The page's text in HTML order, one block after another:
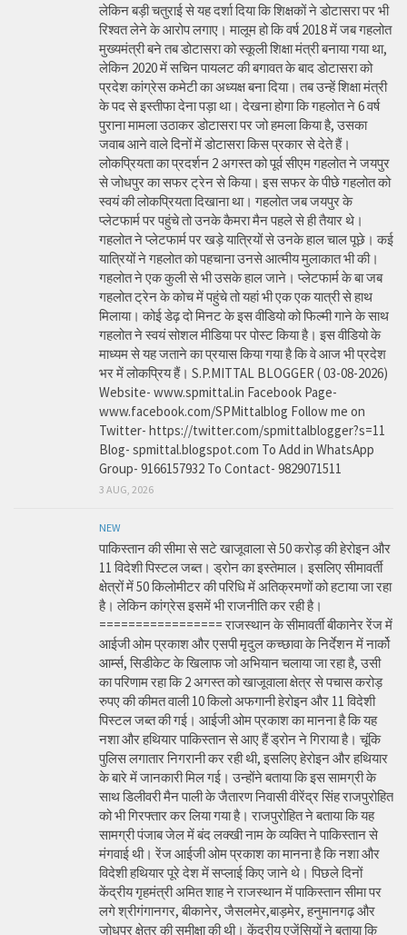
लेकिन बड़ी चतुराई से यह दर्शा दिया कि शिक्षकों ने डोटासरा पर भी
रिश्वत लेने के आरोप लगाए। मालूम हो कि वर्ष 2018 में जब गहलोत
मुख्यमंत्री बने तब डोटासरा को स्कूली शिक्षा मंत्री बनाया गया था,
लेकिन 2020 में सचिन पायलट की बगावत के बाद डोटासरा को
प्रदेश कांग्रेस कमेटी का अध्यक्ष बना दिया। तब उन्हें शिक्षा मंत्री
के पद से इस्तीफा देना पड़ा था। देखना होगा कि गहलोत ने 6 वर्ष
पुराना मामला उठाकर डोटासरा पर जो हमला किया है, उसका
जवाब आने वाले दिनों में डोटासरा किस प्रकार से देते हैं।
लोकप्रियता का प्रदर्शन 2 अगस्त को पूर्व सीएम गहलोत ने जयपुर
से जोधपुर का सफर ट्रेन से किया। इस सफर के पीछे गहलोत को
स्वयं की लोकप्रियता दिखाना था। गहलोत जब जयपुर के
प्लेटफार्म पर पहुंचे तो उनके कैमरा मैन पहले से ही तैयार थे।
गहलोत ने प्लेटफार्म पर खड़े यात्रियों से उनके हाल चाल पूछे। कई
यात्रियों ने गहलोत को पहचाना उनसे आत्मीय मुलाकात भी की।
गहलोत ने एक कुली से भी उसके हाल जाने। प्लेटफार्म के बा जब
गहलोत ट्रेन के कोच में पहुंचे तो यहां भी एक एक यात्री से हाथ
मिलाया। कोई डेढ़ दो मिनट के इस वीडियो को फिल्मी गाने के साथ
गहलोत ने स्वयं सोशल मीडिया पर पोस्ट किया है। इस वीडियो के
माध्यम से यह जताने का प्रयास किया गया है कि वे आज भी प्रदेश
भर में लोकप्रिय हैं। S.P.MITTAL BLOGGER ( 03-08-2026)
Website- www.spmittal.in Facebook Page-
www.facebook.com/SPMittalblog Follow me on
Twitter- https://twitter.com/spmittalblogger?s=11
Blog- spmittal.blogspot.com To Add in WhatsApp
Group- 9166157932 To Contact- 9829071511
3 AUG, 2026
NEW
पाकिस्तान की सीमा से सटे खाजूवाला से 50 करोड़ की हेरोइन और
11 विदेशी पिस्टल जब्त। ड्रोन का इस्तेमाल। इसलिए सीमावर्ती
क्षेत्रों में 50 किलोमीटर की परिधि में अतिक्रमणों को हटाया जा रहा
है। लेकिन कांग्रेस इसमें भी राजनीति कर रही है।
================= राजस्थान के सीमावर्ती बीकानेर रेंज में
आईजी ओम प्रकाश और एसपी मृदुल कच्छावा के निर्देशन में नार्को
आर्म्स, सिडीकेट के खिलाफ जो अभियान चलाया जा रहा है, उसी
का परिणाम रहा कि 2 अगस्त को खाजूवाला क्षेत्र से पचास करोड़
रुपए की कीमत वाली 10 किलो अफगानी हेरोइन और 11 विदेशी
पिस्टल जब्त की गई। आईजी ओम प्रकाश का मानना है कि यह
नशा और हथियार पाकिस्तान से आए हैं ड्रोन ने गिराया है। चूंकि
पुलिस लगातार निगरानी कर रही थी, इसलिए हेरोइन और हथियार
के बारे में जानकारी मिल गई। उन्होंने बताया कि इस सामग्री के
साथ डिलीवरी मैन पाली के जैतारण निवासी वीरेंद्र सिंह राजपुरोहित
को भी गिरफ्तार कर लिया गया है। राजपुरोहित ने बताया कि यह
सामग्री पंजाब जेल में बंद लक्खी नाम के व्यक्ति ने पाकिस्तान से
मंगवाई थी। रेंज आईजी ओम प्रकाश का मानना है कि नशा और
विदेशी हथियार पूरे देश में सप्लाई किए जाने थे। पिछले दिनों
केंद्रीय गृहमंत्री अमित शाह ने राजस्थान में पाकिस्तान सीमा पर
लगे श्रीगंगानगर, बीकानेर, जैसलमेर,बाड़मेर, हनुमानगढ़ और
जोधपुर क्षेत्र की समीक्षा की थी। केंद्रीय एजेंसियों ने बताया कि